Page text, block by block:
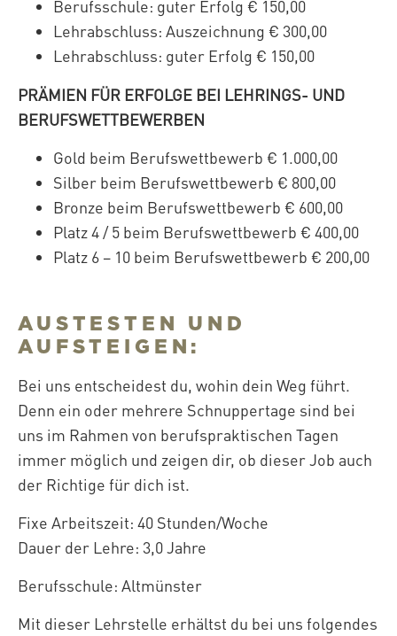
Berufsschule: guter Erfolg € 150,00
Lehrabschluss: Auszeichnung € 300,00
Lehrabschluss: guter Erfolg € 150,00
PRÄMIEN FÜR ERFOLGE BEI LEHRINGS- UND
BERUFSWETTBEWERBEN
Gold beim Berufswettbewerb € 1.000,00
Silber beim Berufswettbewerb € 800,00
Bronze beim Berufswettbewerb € 600,00
Platz 4 / 5 beim Berufswettbewerb € 400,00
Platz 6 – 10 beim Berufswettbewerb € 200,00
AUSTESTEN UND
AUFSTEIGEN:
Bei uns entscheidest du, wohin dein Weg führt.
Denn ein oder mehrere Schnuppertage sind bei
uns im Rahmen von berufspraktischen Tagen
immer möglich und zeigen dir, ob dieser Job auch
der Richtige für dich ist.
Fixe Arbeitszeit: 40 Stunden/Woche
Dauer der Lehre: 3,0 Jahre
Berufsschule: Altmünster
Mit dieser Lehrstelle erhältst du bei uns folgendes